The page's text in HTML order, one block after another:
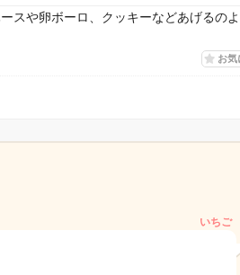
スや卵ボーロ、クッキーなどあげるの
お気
いちご